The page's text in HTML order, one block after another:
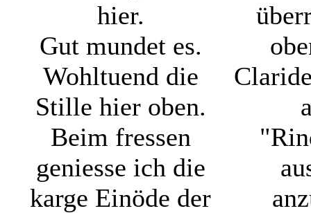
hier.
Gut mundet es.
Wohltuend die
Stille hier oben.
Beim fressen
geniesse ich die
karge Einöde der